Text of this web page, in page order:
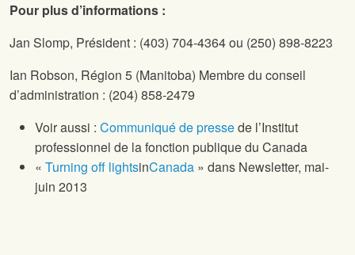
Pour plus d’informations :
Jan Slomp, Président : (403) 704-4364 ou (250) 898-8223
Ian Robson, Région 5 (Manitoba) Membre du conseil
d’administration : (204) 858-2479
Voir aussi : Communiqué de pressede l’Institut
professionnel de la fonction publique du Canada
« Turning off lightsinCanada » dans Newsletter, mai-
juin 2013